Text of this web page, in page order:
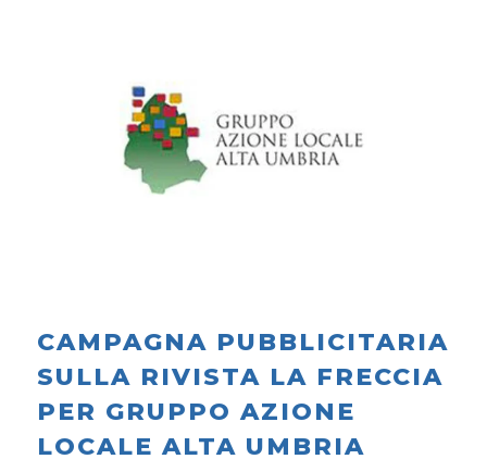
CAMPAGNA PUBBLICITARIA
SULLA RIVISTA LA FRECCIA
PER GRUPPO AZIONE
LOCALE ALTA UMBRIA